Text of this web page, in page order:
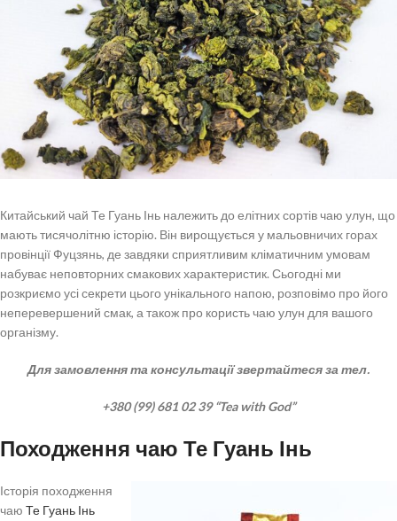
Китайський чай Те Гуань Інь належить до елітних сортів чаю улун, що
мають тисячолітню історію. Він вирощується у мальовничих горах
провінції Фуцзянь, де завдяки сприятливим кліматичним умовам
набуває неповторних смакових характеристик. Сьогодні ми
розкриємо усі секрети цього унікального напою, розповімо про його
неперевершений смак, а також про користь чаю улун для вашого
організму.
Для замовлення та консультації звертайтеся за тел.
+380 (99) 681 02 39 “Tea with God”
Походження чаю Те Гуань Інь
Історія походження
чаю Те Гуань Інь